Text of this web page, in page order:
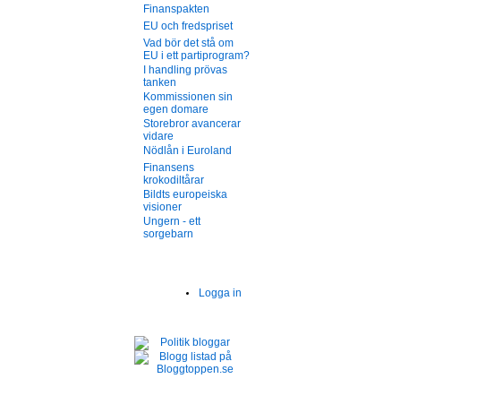
Finanspakten
EU och fredspriset
Vad bör det stå om
EU i ett partiprogram?
I handling prövas
tanken
Kommissionen sin
egen domare
Storebror avancerar
vidare
Nödlån i Euroland
Finansens
krokodiltårar
Bildts europeiska
visioner
Ungern - ett
sorgebarn
Logga in